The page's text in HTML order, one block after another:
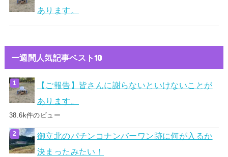
あります。
ー週間人気記事ベスト10
【ご報告】皆さんに謝らないといけないことが
あります。
38.6k件のビュー
御立北のパチンコナンバーワン跡に何が入るか
決まったみたい！